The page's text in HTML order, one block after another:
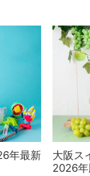
年最新
大阪ス
2026